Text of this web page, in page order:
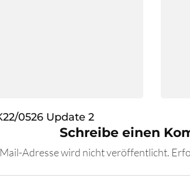
0526 Update 2
Schreibe einen
Adresse wird nicht veröffentlicht.